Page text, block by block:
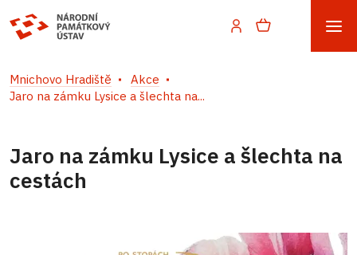
Mnichovo Hradiště
Akce
Jaro na zámku Lysice a šlechta na...
Jaro na zámku Lysice a šlechta na
cestách